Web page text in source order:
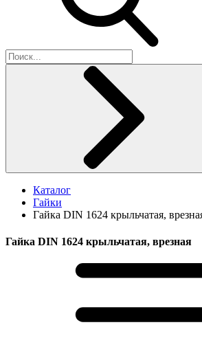
Каталог
Гайки
Гайка DIN 1624 крыльчатая,
Гайка DIN 1624 крыльчатая, врезная